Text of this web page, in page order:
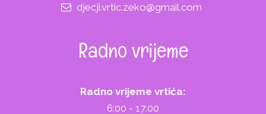
djecji.vrtic.zeko@gmail.com
Radno vrijeme
Radno vrijeme vrtića:
6:00 - 17:00